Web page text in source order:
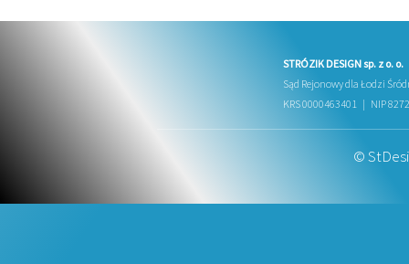
STRÓZIK DESIGN sp. z o. o.
Sąd Rejonowy dla Łodzi
KRS 0000463401 | NIP
©